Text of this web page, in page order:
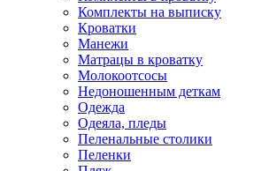
Комплекты на выписку
Кроватки
Манежи
Матрацы в кроватку
Молокоотсосы
Недоношенным деткам
Одежда
Одеяла, пледы
Пеленальные столики
Пеленки